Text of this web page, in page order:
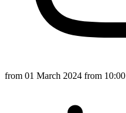
from 01 March 2024 from 10:00